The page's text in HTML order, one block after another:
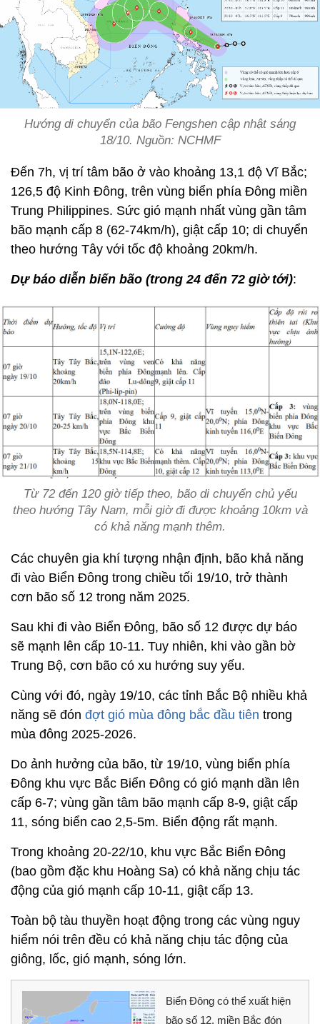
Hướng di chuyển của bão Fengshen cập nhật sáng
18/10. Nguồn: NCHMF
Đến 7h, vị trí tâm bão ở vào khoảng 13,1 độ Vĩ Bắc;
126,5 độ Kinh Đông, trên vùng biển phía Đông miền
Trung Philippines. Sức gió mạnh nhất vùng gần tâm
bão mạnh cấp 8 (62-74km/h), giật cấp 10; di chuyển
theo hướng Tây với tốc độ khoảng 20km/h.
Dự báo diễn biến bão (trong 24 đến 72 giờ tới):
Từ 72 đến 120 giờ tiếp theo, bão di chuyển chủ yếu
theo hướng Tây Nam, mỗi giờ đi được khoảng 10km và
có khả năng mạnh thêm.
Các chuyên gia khí tượng nhận định, bão khả năng
đi vào Biển Đông trong chiều tối 19/10, trở thành
cơn bão số 12 trong năm 2025.
Sau khi đi vào Biển Đông, bão số 12 được dự báo
sẽ mạnh lên cấp 10-11. Tuy nhiên, khi vào gần bờ
Trung Bộ, cơn bão có xu hướng suy yếu.
Cùng với đó, ngày 19/10, các tỉnh Bắc Bộ nhiều khả
năng sẽ đón đợt gió mùa đông bắc đầu tiên trong
mùa đông 2025-2026.
Do ảnh hưởng của bão, từ 19/10, vùng biển phía
Đông khu vực Bắc Biển Đông có gió mạnh dần lên
cấp 6-7; vùng gần tâm bão mạnh cấp 8-9, giật cấp
11, sóng biển cao 2,5-5m. Biển động rất mạnh.
Trong khoảng 20-22/10, khu vực Bắc Biển Đông
(bao gồm đặc khu Hoàng Sa) có khả năng chịu tác
động của gió mạnh cấp 10-11, giật cấp 13.
Toàn bộ tàu thuyền hoạt động trong các vùng nguy
hiểm nói trên đều có khả năng chịu tác động của
giông, lốc, gió mạnh, sóng lớn.
Biển Đông có thể xuất hiện
bão số 12, miền Bắc đón